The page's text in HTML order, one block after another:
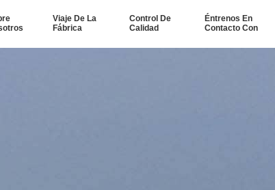
Viaje De La
Fábrica
Control De
Calidad
Éntrenos En
Contacto Con